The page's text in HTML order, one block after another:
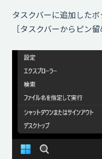
タスクバーに追加した
［タスクバーからピン